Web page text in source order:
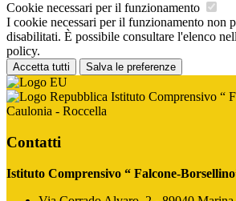
Cookie necessari per il funzionamento
I cookie necessari per il funzionamento non
disabilitati. È possibile consultare l'elenco
policy.
Accetta tutti Salva le preferenze
Istituto Comprensivo “
Caulonia - Roccella
Contatti
Istituto Comprensivo “ Falcone-